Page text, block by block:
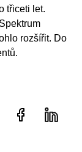
třiceti let.
rozšířit. Do